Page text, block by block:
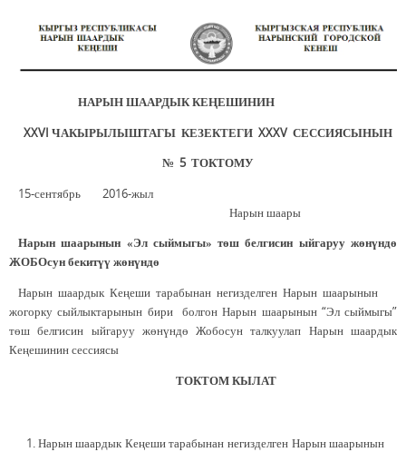
НАРЫН ШААРДЫК КЕҢЕШИНИН
XXVI ЧАКЫРЫЛЫШТАГЫ КЕЗЕКТЕГИ XXXV СЕССИЯСЫНЫН
№ 5 ТОКТОМУ
15-сентябрь 2016-жыл
Нарын шаары
Нарын шаарынын «Эл сыймыгы» төш белгисин ыйгаруу жөнүндө
ЖОБОсун бекитүү жөнүндө
Нарын шаардык Кеңеши тарабынан негизделген Нарын шаарынын
жогорку сыйлыктарынын бири болгон Нарын шаарынын “Эл сыймыгы”
төш белгисин ыйгаруу жөнүндө Жобосун талкуулап Нарын шаардык
Кеңешинин сессиясы
ТОКТОМ КЫЛАТ
Нарын шаардык Кеңеши тарабынан негизделген Нарын шаарынын